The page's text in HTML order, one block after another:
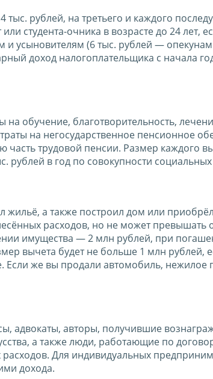
тыс. рублей, на третьего и каждого
студента-очника в возрасте до 24 лет,
усыновителям (6 тыс. рублей —
доход налогоплательщика с начала
обучение, благотворительность,
на негосударственное пенсионное
трудовой пенсии. Размер каждого
в год по совокупности
жильё, а также построил дом или
расходов, но не может превышать
имущества — 2 млн рублей, при
вычета будет не больше 1 млн рублей,
Если же вы продали автомобиль,
адвокаты, авторы, получившие
а также люди, работающие по
Для индивидуальных
дохода.